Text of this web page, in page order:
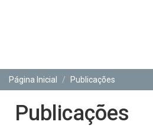
Página Inicial
Publicações
Publicações